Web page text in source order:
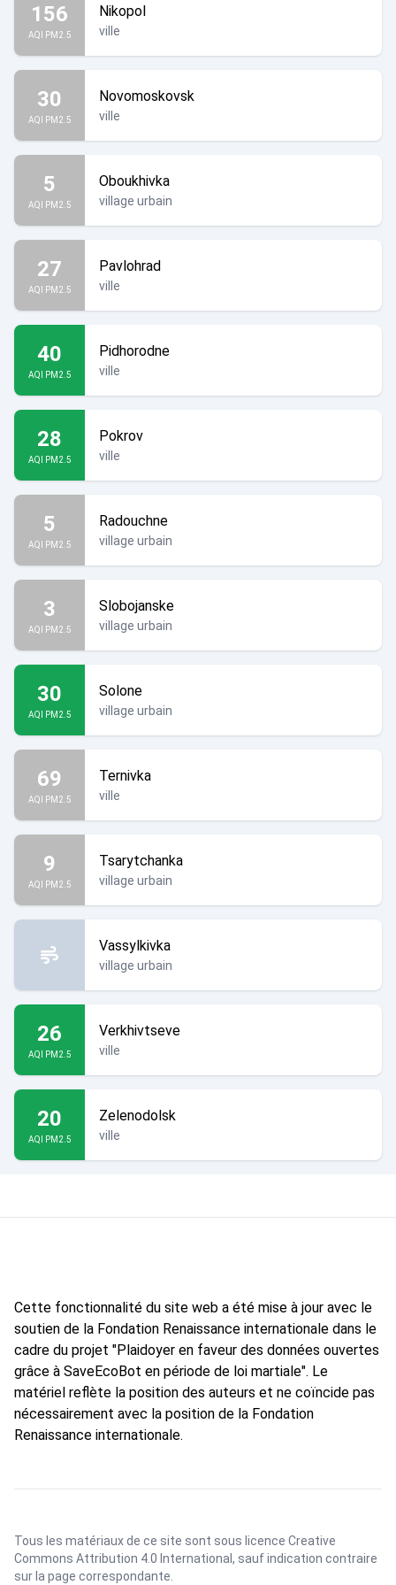
156
AQI PM2.5
Nikopol
ville
30
AQI PM2.5
Novomoskovsk
ville
5
AQI PM2.5
Oboukhivka
village urbain
27
AQI PM2.5
Pavlohrad
ville
40
AQI PM2.5
Pidhorodne
ville
28
AQI PM2.5
Pokrov
ville
5
AQI PM2.5
Radouchne
village urbain
3
AQI PM2.5
Slobojanske
village urbain
30
AQI PM2.5
Solone
village urbain
69
AQI PM2.5
Ternivka
ville
9
AQI PM2.5
Tsarytchanka
village urbain
Vassylkivka
village urbain
26
AQI PM2.5
Verkhivtseve
ville
20
AQI PM2.5
Zelenodolsk
ville
Cette fonctionnalité du site web a été mise à jour avec le
soutien de la Fondation Renaissance internationale dans le
cadre du projet "Plaidoyer en faveur des données ouvertes
grâce à SaveEcoBot en période de loi martiale". Le
matériel reflète la position des auteurs et ne coïncide pas
nécessairement avec la position de la Fondation
Renaissance internationale.
Tous les matériaux de ce site sont sous licence Creative
Commons Attribution 4.0 International , sauf indication contraire
sur la page correspondante.